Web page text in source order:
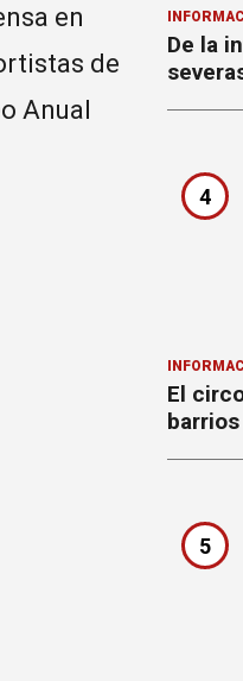
en
de
Anual
De la
4
El
barrios
5